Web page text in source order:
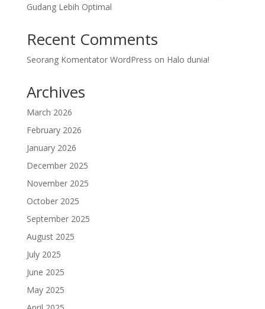
Gudang Lebih Optimal
Recent Comments
Seorang Komentator WordPress on Halo dunia!
Archives
March 2026
February 2026
January 2026
December 2025
November 2025
October 2025
September 2025
August 2025
July 2025
June 2025
May 2025